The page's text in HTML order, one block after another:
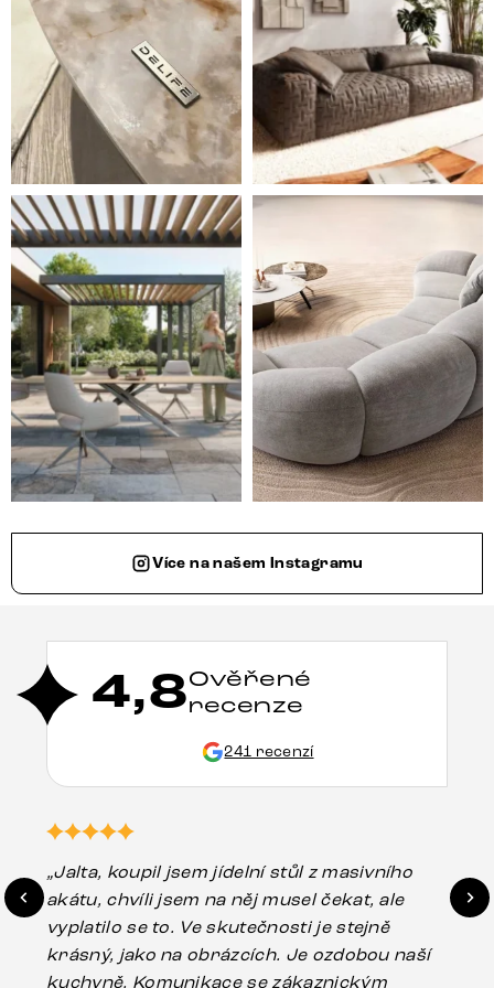
Styl, odolnost a společné chvíle pod širým nebem.
Ne každá pohovka je jen
Více na našem Instagramu
4,8Ověřené
recenze
241 recenzí
„Jalta, koupil jsem jídelní stůl z masivního
akátu, chvíli jsem na něj musel čekat, ale
vyplatilo se to. Ve skutečnosti je stejně
krásný, jako na obrázcích. Je ozdobou naší
kuchyně. Komunikace se zákaznickým